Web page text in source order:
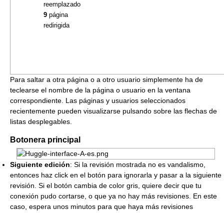
reemplazado
9 página
redirigida
Para saltar a otra página o a otro usuario simplemente ha de
teclearse el nombre de la página o usuario en la ventana
correspondiente. Las páginas y usuarios seleccionados
recientemente pueden visualizarse pulsando sobre las flechas de
listas desplegables.
Botonera principal
Siguiente edición: Si la revisión mostrada no es vandalismo,
entonces haz click en el botón para ignorarla y pasar a la siguiente
revisión. Si el botón cambia de color gris, quiere decir que tu
conexión pudo cortarse, o que ya no hay más revisiones. En este
caso, espera unos minutos para que haya más revisiones